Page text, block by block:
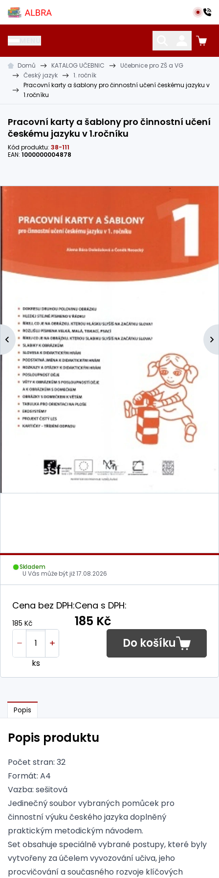
Přeskočit na hlavní obsah
Albra s.r.o.
KATALOG UČEBNIC CIZÍ JAZYKY OSTATNÍ POMŮCKY
Domů KATALOG UČEBNIC
Učebnice pro ZŠ a VG
Český jazyk
1. ročník
Pracovní karty a šablony pro činnostní učení českému jazyku v
1.ročníku
Pracovní karty a šablony pro činnostní učení
českému jazyku v 1.ročníku
Kód produktu: 38-111
EAN: 1000000004878
Skladem
U Vás může být již17.08.2026
Cena bez DPH:
185 Kč
Cena s DPH:
185 Kč
ks
Do košíku
Popis
Popis produktu
Počet stran: 32
Formát: A4
Vazba: sešitová
Jedinečný soubor vybraných pomůcek pro
činnostní výuku českého jazyka doplněný
praktickým metodickým návodem.
Set obsahuje speciálně vybrané postupy, které byly
vytvořeny za účelem vyvozování učiva, jeho
procvičování a současného rozvoje klíčových